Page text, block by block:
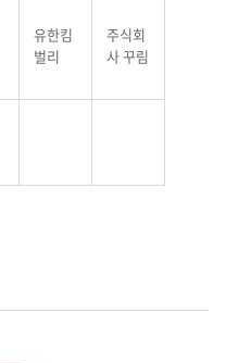
유한킴
벌리
주식회
사 꾸림